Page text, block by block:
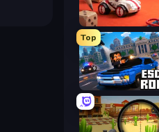
Tiny Cars
Top
Escape Road 3